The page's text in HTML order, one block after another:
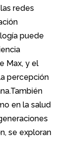
redes
puede
Max, y el
percepción
en la salud
se exploran